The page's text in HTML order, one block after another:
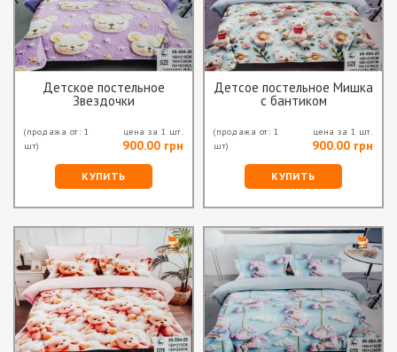
Детское постельное
Звездочки
(продажа от: 1
шт)
цена за 1 шт.
900.00 грн
КУПИТЬ
Детсое постельное Мишка
с бантиком
(продажа от: 1
шт)
цена за 1 шт.
900.00 грн
КУПИТЬ